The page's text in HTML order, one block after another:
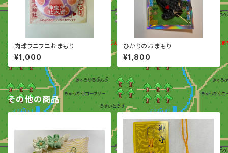
肉球フニフニおまもり
¥1,000
ひかりのおまもり
¥1,800
その他の商品